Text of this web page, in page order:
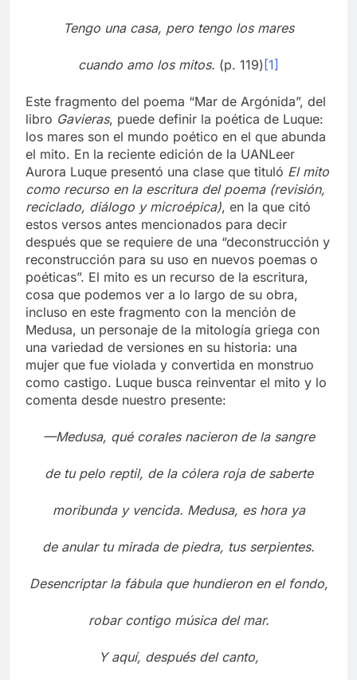
Tengo una casa, pero tengo los mares
cuando amo los mitos. (p. 119) [1]
Este fragmento del poema “Mar de Argónida”, del
libro Gavieras, puede definir la poética de Luque:
los mares son el mundo poético en el que abunda
el mito. En la reciente edición de la UANLeer
Aurora Luque presentó una clase que tituló El mito
como recurso en la escritura del poema (revisión,
reciclado, diálogo y microépica), en la que citó
estos versos antes mencionados para decir
después que se requiere de una “deconstrucción y
reconstrucción para su uso en nuevos poemas o
poéticas”. El mito es un recurso de la escritura,
cosa que podemos ver a lo largo de su obra,
incluso en este fragmento con la mención de
Medusa, un personaje de la mitología griega con
una variedad de versiones en su historia: una
mujer que fue violada y convertida en monstruo
como castigo. Luque busca reinventar el mito y lo
comenta desde nuestro presente:
—Medusa, qué corales nacieron de la sangre
de tu pelo reptil, de la cólera roja de saberte
moribunda y vencida. Medusa, es hora ya
de anular tu mirada de piedra, tus serpientes.
Desencriptar la fábula que hundieron en el fondo,
robar contigo música del mar.
Y aquí, después del canto,